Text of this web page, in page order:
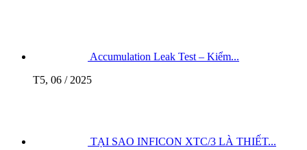
Accumulation Leak Test – Kiểm...
T5, 06 / 2025
TẠI SAO INFICON XTC/3 LÀ THIẾT...